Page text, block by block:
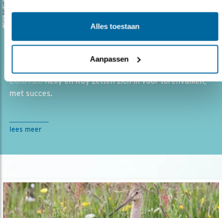
Alles toestaan
Aanpassen
Blog
TROUWE TORENVALKEN
20.07.26Kelly en Roy zetten zich in voor torenvalken,
met succes.
lees meer